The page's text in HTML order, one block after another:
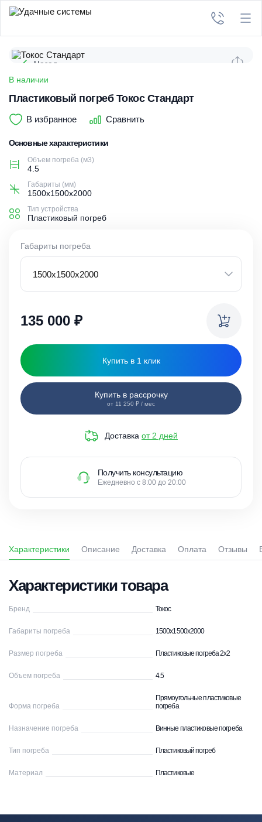
Назад
В наличии
Пластиковый погреб Токос Стандарт
В избранное Сравнить
Основные характеристики
Объем погреба (м3)
4.5
Габариты (мм)
1500х1500х2000
Тип устройства
Пластиковый погреб
Габариты погреба
135 000 ₽
Купить в 1 клик
Купить в рассрочку
от 11 250 ₽ / мес
Доставка от 2 дней
Получить консультацию
Ежедневно с 8:00 до 20:00
Характеристики Описание Доставка Оплата Отзывы
Характеристики товара
Бренд Токос
Габариты погреба 1500х1500х2000
Размер погреба Пластиковые погреба 2х2
Объем погреба 4.5
Форма погреба
Прямоугольные пластиковые
погреба
Назначение погреба Винные пластиковые погреба
Тип погреба Пластиковый погреб
Материал Пластиковые